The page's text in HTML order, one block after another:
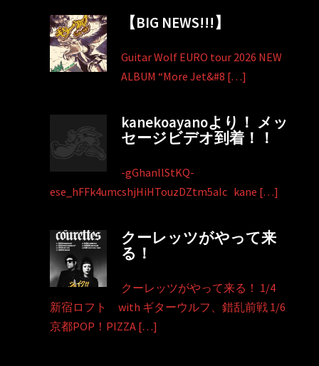
【BIG NEWS!!!】
Guitar Wolf EURO tour 2026 NEW
ALBUM “More Jet&#8 […]
kanekoayanoより！ メッ
セージビデオ到着！！
-gGhanllStKQ-
ese_hFFk4umcshjHiHTouzDZtm5aIc kane […]
クーレッツがやって来
る！
クーレッツがやって来る！ 1/4
新宿ロフト with ギターウルフ、錯乱前戦 1/6
京都POP！PIZZA […]